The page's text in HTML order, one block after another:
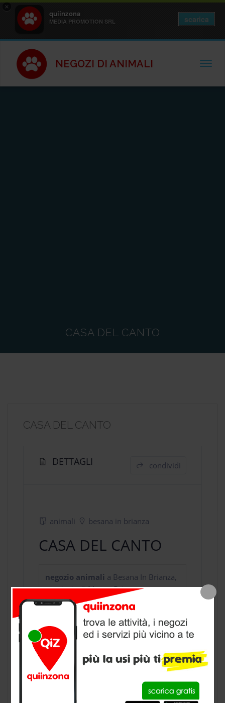
×
quiinzona
MEDIA PROMOTION SRL scarica
NEGOZI DI ANIMALI
CASA DEL CANTO
CASA DEL CANTO
DETTAGLI condividi
animali besana in brianza
CASA DEL CANTO
negozio animali a Besana In Brianza,
provincia di Monza Brianza
CONTATTI
usa gratis quiinzona e :